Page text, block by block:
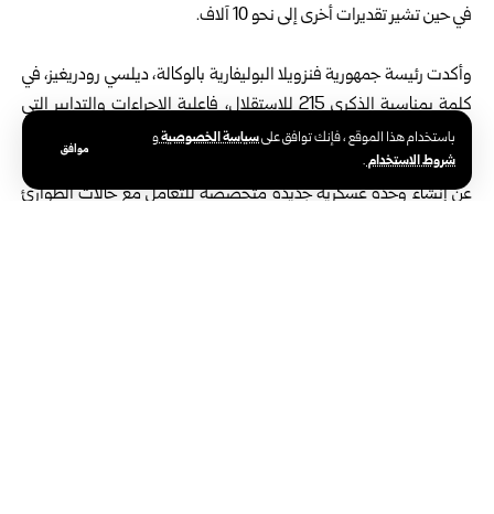
باستخدام هذا الموقع ، فإنك توافق علىسياسة الخصوصيةو
شروط الاستخدام.
موافق
في حين تشير تقديرات أخرى إلى نحو 10 آلاف.
وأكدت رئيسة جمهورية فنزويلا البوليفارية بالوكالة، ديلسي رودريغيز، في
كلمة بمناسبة الذكرى 215 للاستقلال، فاعلية ‏الإجراءات والتدابير التي
اتخذتها الحكومة لإغاثة المتضررين وتجاوز آثار الزلزالين، موضحة أنه تم
نشر قوات الأمن ‏بشكل فوري في المناطق المنكوبة، إضافة إلى الإعلان
عن إنشاء وحدة عسكرية جديدة متخصصة للتعامل مع حالات ‏الطوارئ